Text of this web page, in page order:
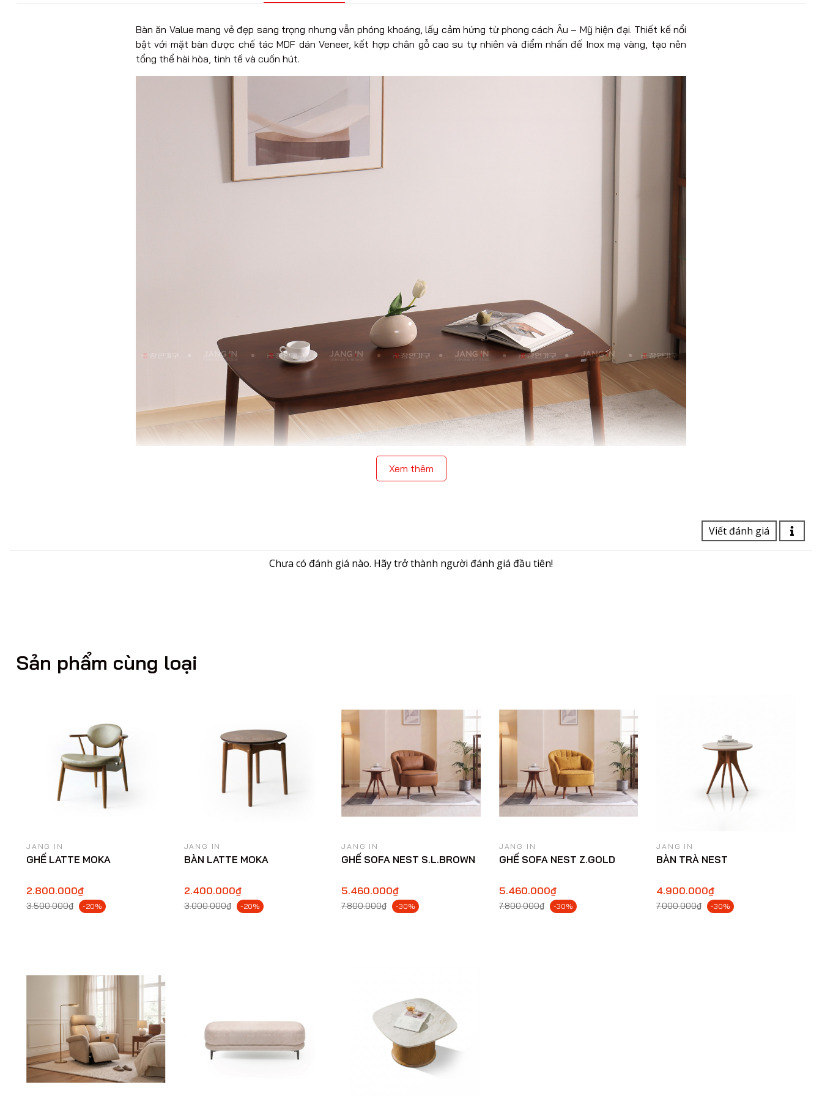
Bàn ăn Value mang vẻ đẹp sang trọng nhưng vẫn phóng khoáng, lấy cảm hứng từ phong cách Âu – Mỹ hiện đại. Thiết kế nổi
bật với mặt bàn được chế tác MDF dán Veneer, kết hợp chân gỗ cao su tự nhiên và điểm nhấn đế Inox mạ vàng, tạo nên
tổng thể hài hòa, tinh tế và cuốn hút.
chịu. Kiểu dáng thanh lịch cùng đường nét gọn gàng giúp sản phẩm dễ dàng kết hợp với nhiều phong cách nội thất khác
Xem thêm
Sản phẩm cùng loại
JANG IN
GHẾ LATTE MOKA
2.800.000₫
3.500.000₫ -20%
JANG IN
BÀN LATTE MOKA
2.400.000₫
3.000.000₫ -20%
JANG IN
GHẾ SOFA NEST S.L.BROWN
5.460.000₫
7.800.000₫ -30%
JANG IN
GHẾ SOFA NEST Z.GOLD
5.460.000₫
7.800.000₫ -30%
JANG IN
BÀN TRÀ NEST
4.900.000₫
7.000.000₫ -30%